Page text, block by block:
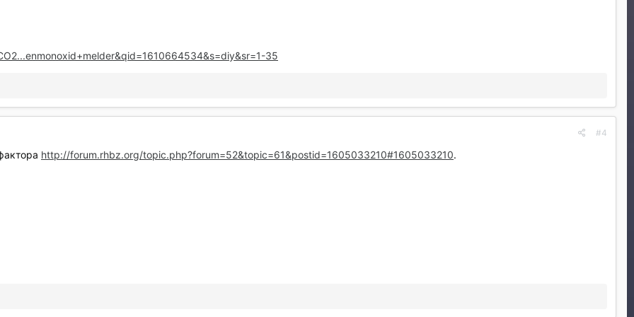
35
#4
http://forum.rhbz.org/topic.php?forum=52&topic=61&postid=1605033210#1605033210.